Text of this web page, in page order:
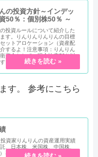
の投資方針～インデッ
50％：個別株50％ ～
投資ルールについて紹介した
す。りんりんりんりんの目標
ットアロケーション（資産配
するよ！注意事項：りんりん
資金として、現金比率50％以
するようにして...
す。 参考にこちら
資家りんりんの資産運用実績
託、日本株、米国株、中国株、
を紹介しています。